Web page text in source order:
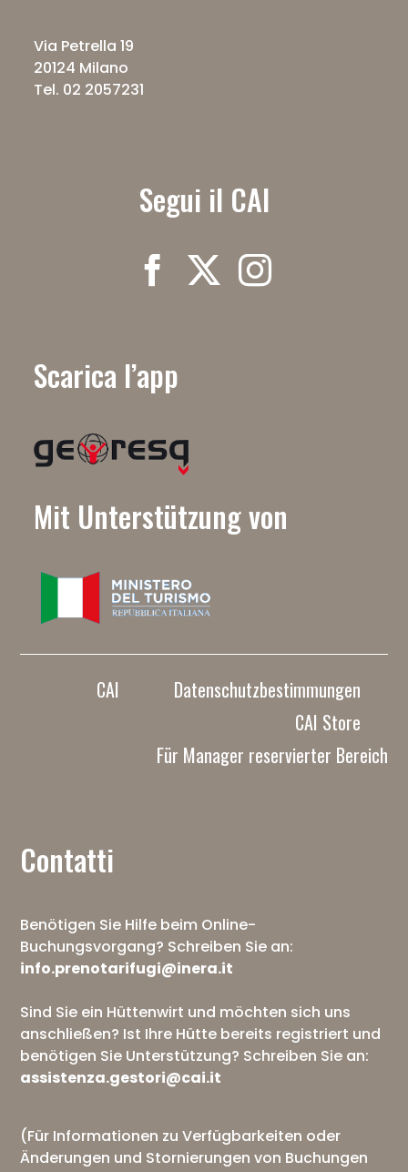
Via Petrella 19
20124 Milano
Tel. 02 2057231
Segui il CAI
Scarica l’app
Mit Unterstützung von
CAI
Datenschutzbestimmungen
CAI Store
Für Manager reservierter Bereich
Contatti
Benötigen Sie Hilfe beim Online-
Buchungsvorgang? Schreiben Sie an:
info.prenotarifugi@inera.it
Sind Sie ein Hüttenwirt und möchten sich uns
anschließen? Ist Ihre Hütte bereits registriert und
benötigen Sie Unterstützung? Schreiben Sie an:
assistenza.gestori@cai.it
(Für Informationen zu Verfügbarkeiten oder
Änderungen und Stornierungen von Buchungen